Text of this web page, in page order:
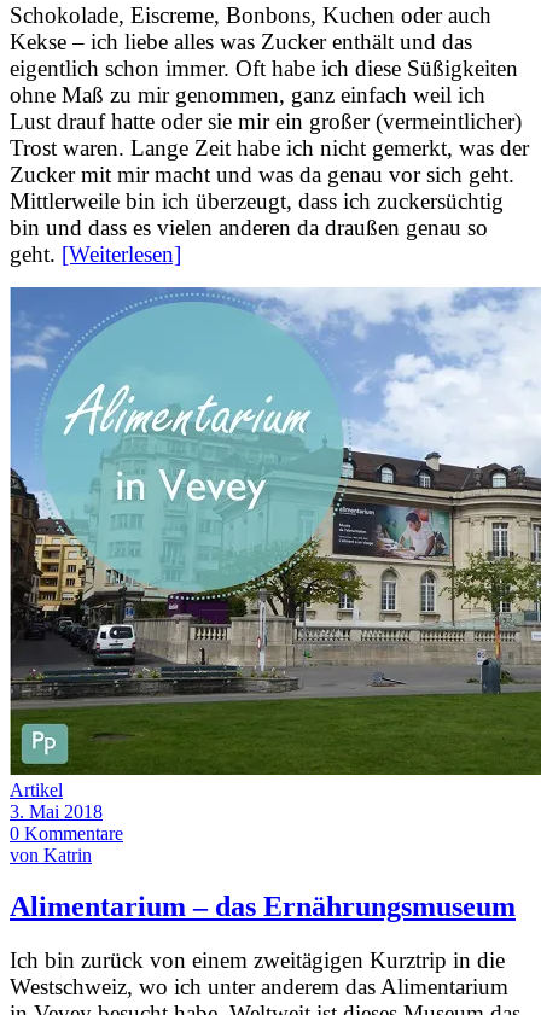
Schokolade, Eiscreme, Bonbons, Kuchen oder auch
Kekse – ich liebe alles was Zucker enthält und das
eigentlich schon immer. Oft habe ich diese Süßigkeiten
ohne Maß zu mir genommen, ganz einfach weil ich
Lust drauf hatte oder sie mir ein großer (vermeintlicher)
Trost waren. Lange Zeit habe ich nicht gemerkt, was der
Zucker mit mir macht und was da genau vor sich geht.
Mittlerweile bin ich überzeugt, dass ich zuckersüchtig
bin und dass es vielen anderen da draußen genau so
geht. [Weiterlesen]
Artikel
3. Mai 2018
0 Kommentare
von Katrin
Alimentarium – das Ernährungsmuseum
Ich bin zurück von einem zweitägigen Kurztrip in die
Westschweiz, wo ich unter anderem das Alimentarium